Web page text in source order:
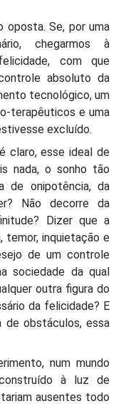
oposta. Se, por uma
chegarmos à
com que
absoluto da
tecnológico, um
terapêuticos e uma
excluído.
claro, esse ideal de
nada, o sonho tão
de onipotência, da
Não decorre da
Dizer que a
temor, inquietação e
de um controle
sociedade da qual
outra figura do
da felicidade? E
de obstáculos, essa
num mundo
à luz de
ausentes todo